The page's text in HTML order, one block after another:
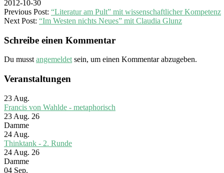
2012-10-30
Previous Post: “Literatur am Pult” mit wissenschaftlicher Kompetenz
Next Post: “Im Westen nichts Neues” mit Claudia Glunz
Schreibe einen Kommentar
Du musst angemeldet sein, um einen Kommentar abzugeben.
Veranstaltungen
23 Aug.
Francis von Wahlde - metaphorisch
23 Aug. 26
Damme
24 Aug.
Thinktank - 2. Runde
24 Aug. 26
Damme
04 Sep.